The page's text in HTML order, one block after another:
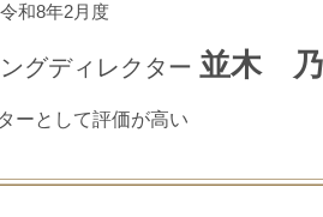
令和8年2月度
グディレクター 並木
ーとして評価が高い